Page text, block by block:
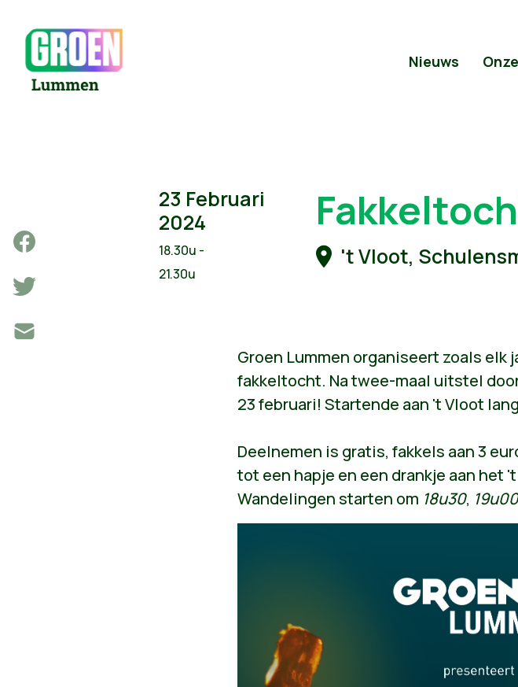
Nieuws
23 Februari
2024
18.30u -
21.30u
't Vloot,
Groen Lummen organiseert zoals elk
fakkeltocht. Na twee-maal uitstel
23 februari! Startende aan 't Vloot
Deelnemen is gratis, fakkels aan 3
tot een hapje en een drankje aan het
Wandelingen starten om 18u30, 19u00